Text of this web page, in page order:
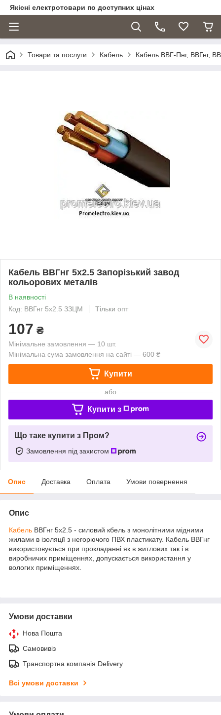
Якісні електротовари по доступних цінах
Товари та послуги Кабель Кабель ВВГ-Пнг, ВВГнг,
Кабель ВВГнг 5х2.5 Запорізький завод
кольорових металів
В наявності
Код: ВВГнг 5х2.5 ЗЗЦМ
Тільки опт
107 ₴
Мінімальне замовлення — 10 шт.
Мінімальна сума замовлення на сайті — 600 ₴
Купити
або
Купити з
Що таке купити з Пром?
Замовлення під захистом
Опис Доставка Оплата Умови повернення
Опис
Кабель ВВГнг 5х2.5 - силовий кбель з монолітними мідними
жилами в ізоляції з негорючого ПВХ пластикату. Кабель ВВГнг
використовується при прокладанні як в житлових так і в
виробничих приміщеннях, допускається використання у
вологих приміщеннях.
Умови доставки
Нова Пошта
Самовивіз
Транспортна компанія Delivery
Всі умови доставки